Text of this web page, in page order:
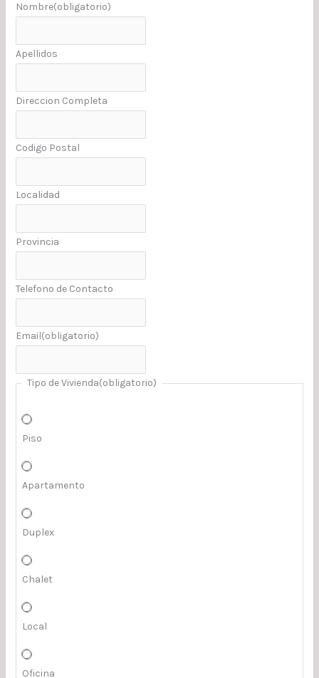
Nombre(obligatorio)
Apellidos
Direccion Completa
Codigo Postal
Localidad
Provincia
Telefono de Contacto
Email(obligatorio)
Tipo de Vivienda(obligatorio)
Piso
Apartamento
Duplex
Chalet
Local
Oficina